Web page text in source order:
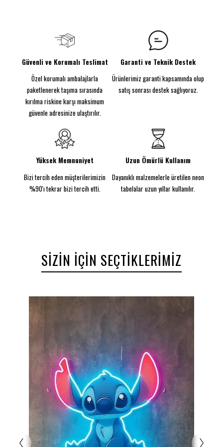
bir mesaj taşıyan benzersiz bir dekoratif parça.
Yüksek kaliteli neon LED teknolojisiyle el yapımı
olarak üretilmiştir. Şeffaf akrilik arka paneli, zarif
tasarımı ön plana çıkarırken uzun ömürlü kullanım
sunar. "Money Never Sleeps" yazısıyla çalışma azmi
ve motivasyonu simgeler; ister evinizde ister
ofisinizde bir odak noktası yaratmak için
mükemmel bir seçimdir. Çerçeve rengi stok
Acil siparişleriniz için "Acil Kargo" seçeneğimizi
değerlendirebilirsiniz.
Ürünlerimiz, tamamen sipariş üzerine üretilmekte
olup her biri özenle hazırlanır.
Güvenli ve Korumalı Teslimat
Özel korumalı ambalajlarla
paketlenerek taşıma sırasında
kırılma riskine karşı maksimum
güvenle adresinize ulaştırılır.
Garanti ve Teknik Destek
Ürünlerimiz garanti kapsamında olup
satış sonrası destek sağlıyoruz.
Yüksek Memnuniyet
Bizi tercih eden müşterilerimizin
%90'ı tekrar bizi tercih etti.
Uzun Ömürlü Kullanım
Dayanıklı malzemelerle üretilen neon
tabelalar uzun yıllar kullanılır.
SIZIN İÇIN SEÇTIKLERIMIZ